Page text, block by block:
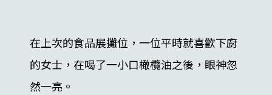
在上次的食品展攤位，一位平時就喜歡下廚
的女士，在喝了一小口橄欖油之後，眼神忽
然一亮。